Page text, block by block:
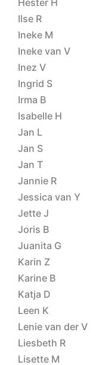
Hester H
Ilse R
Ineke M
Ineke van V
Inez V
Ingrid S
Irma B
Isabelle H
Jan L
Jan S
Jan T
Jannie R
Jessica van Y
Jette J
Joris B
Juanita G
Karin Z
Karine B
Katja D
Leen K
Lenie van der V
Liesbeth R
Lisette M